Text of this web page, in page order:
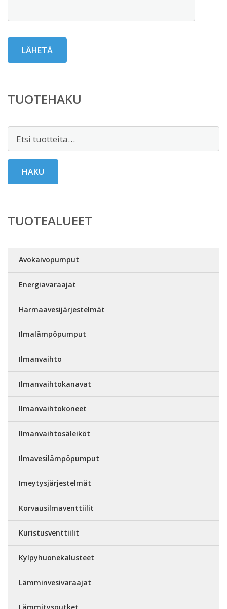
TUOTEHAKU
HAKU
TUOTEALUEET
Avokaivopumput
Energiavaraajat
Harmaavesijärjestelmät
Ilmalämpöpumput
Ilmanvaihto
Ilmanvaihtokanavat
Ilmanvaihtokoneet
Ilmanvaihtosäleiköt
Ilmavesilämpöpumput
Imeytysjärjestelmät
Korvausilmaventtiilit
Kuristusventtiilit
Kylpyhuonekalusteet
Lämminvesivaraajat